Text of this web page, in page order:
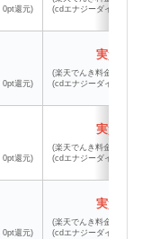
0pt還元)
(cdエナジーダイレクト
0pt還元)
実質
(楽天でんき料金:
(cdエナジーダイレクト
0pt還元)
実質
(楽天でんき料金:
(cdエナジーダイレクト
0pt還元)
実質
(楽天でんき料金:
(cdエナジーダイレクト